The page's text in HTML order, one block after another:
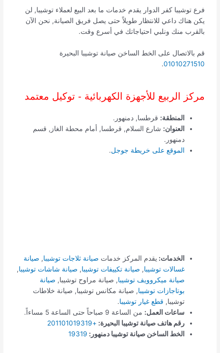
فرع توشيبا كفر الدوار يقدم خدمات ما بعد البيع لعملاء توشيبا, لن
يكن هناك داعي للانتظار طويلاً حتى يصل فريق الصيانة, نحن الآن
بالقرب منك ونلبي احتياجاتك في أسرع وقت.
قم بالاتصال على الخط الساخن صيانة توشيبا البحيرة
01010271510
.
مركز الربيع للأجهزة الكهربائية - توكيل معتمد
المنطقة: قرطسا, دمنهور.
العنوان: شارع السلام, قرطسا, أمام محطة الغاز, قسم
دمنهور.
الموقع على خريطة جوجل.
الخدمات: يقدم المركز خدمات صيانة ثلاجات توشيبا, صيانة
غسالات توشيبا, صيانة تكييفات توشيبا, صيانة شاشات توشيبا,
صيانة ميكروويف توشيبا, صيانة مراوح توشيبا, صيانة
بوتاجازات توشيبا, صيانة مكانس توشيبا, صيانة خلاطات
توشيبا, قطع غيار توشيبا.
ساعات العمل: من الساعة 9 صباحاً حتى الساعة 5 مساءاً.
رقم هاتف صيانة توشيبا البحيرة: +201101019319
الخط الساخن صيانة توشيبا دمنهور: 19319